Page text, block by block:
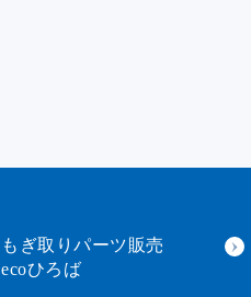
もぎ取りパーツ販売
ecoひろば